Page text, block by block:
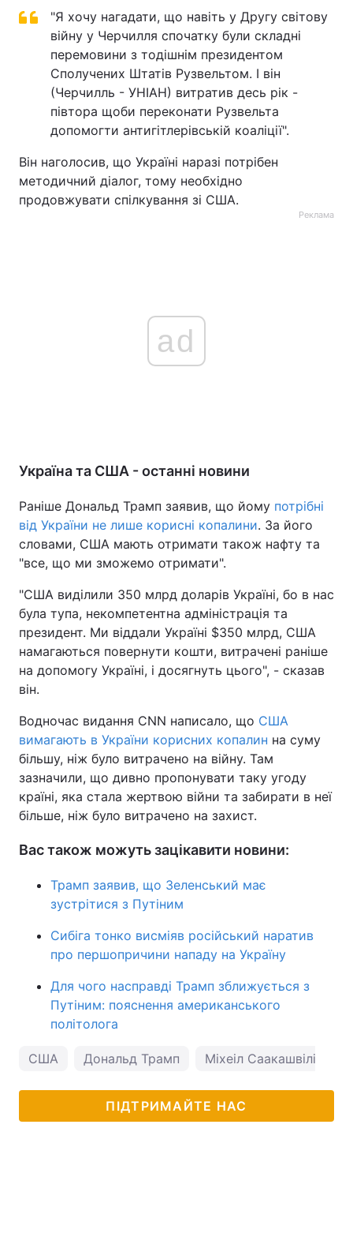
"Я хочу нагадати, що навіть у Другу світову
війну у Черчилля спочатку були складні
перемовини з тодішнім президентом
Сполучених Штатів Рузвельтом. І він
(Черчилль - УНІАН) витратив десь рік -
півтора щоби переконати Рузвельта
допомогти антигітлерівській коаліції".
Він наголосив, що Україні наразі потрібен
методичний діалог, тому необхідно
продовжувати спілкування зі США.
Реклама
ad
Україна та США - останні новини
Раніше Дональд Трамп заявив, що йому потрібні
від України не лише корисні копалини. За його
словами, США мають отримати також нафту та
"все, що ми зможемо отримати".
"США виділили 350 млрд доларів Україні, бо в нас
була тупа, некомпетентна адміністрація та
президент. Ми віддали Україні $350 млрд, США
намагаються повернути кошти, витрачені раніше
на допомогу Україні, і досягнуть цього", - сказав
він.
Водночас видання CNN написало, що США
вимагають в України корисних копалин на суму
більшу, ніж було витрачено на війну. Там
зазначили, що дивно пропонувати таку угоду
країні, яка стала жертвою війни та забирати в неї
більше, ніж було витрачено на захист.
Вас також можуть зацікавити новини:
Трамп заявив, що Зеленський має
зустрітися з Путіним
Сибіга тонко висміяв російський наратив
про першопричини нападу на Україну
Для чого насправді Трамп зближується з
Путіним: пояснення американського
політолога
США Дональд Трамп Міхеіл Саакашвілі
ПІДТРИМАЙТЕ НАС